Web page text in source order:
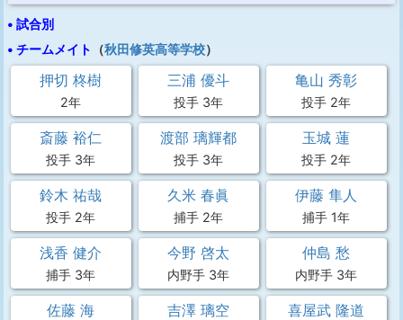
• 試合別
• チームメイト
（秋田修英高等学校）
押切 柊樹
2年
三浦 優斗
投手 3年
亀山 秀彰
投手 2年
斎藤 裕仁
投手 3年
渡部 璃輝都
投手 3年
玉城 蓮
投手 2年
鈴木 祐哉
投手 2年
久米 春眞
捕手 2年
伊藤 隼人
捕手 1年
浅香 健介
捕手 3年
今野 啓太
内野手 3年
仲島 愁
内野手 3年
佐藤 海 吉澤 璃空 喜屋武 隆道